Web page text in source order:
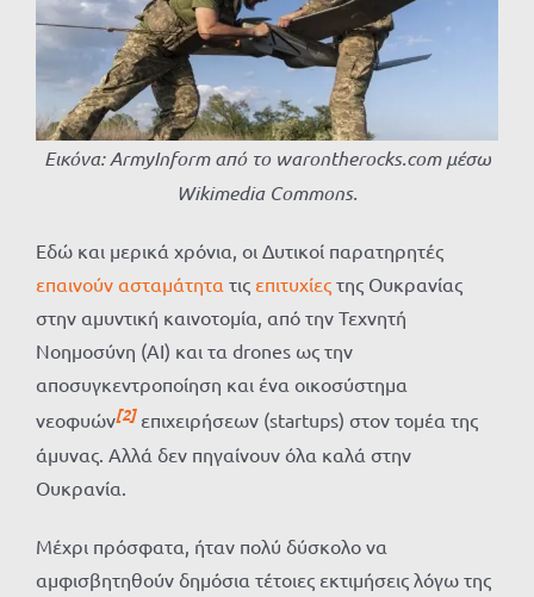
Εικόνα: ArmyInform από το warontherocks.com μέσω
Wikimedia Commons.
Εδώ και μερικά χρόνια, οι Δυτικοί παρατηρητές
επαινούν ασταμάτητα τις επιτυχίες της Ουκρανίας
στην αμυντική καινοτομία, από την Τεχνητή
Νοημοσύνη (ΑΙ) και τα drones ως την
αποσυγκεντροποίηση και ένα οικοσύστημα
νεοφυών[2]επιχειρήσεων (startups) στον τομέα της
άμυνας. Αλλά δεν πηγαίνουν όλα καλά στην
Ουκρανία.
Μέχρι πρόσφατα, ήταν πολύ δύσκολο να
αμφισβητηθούν δημόσια τέτοιες εκτιμήσεις λόγω της